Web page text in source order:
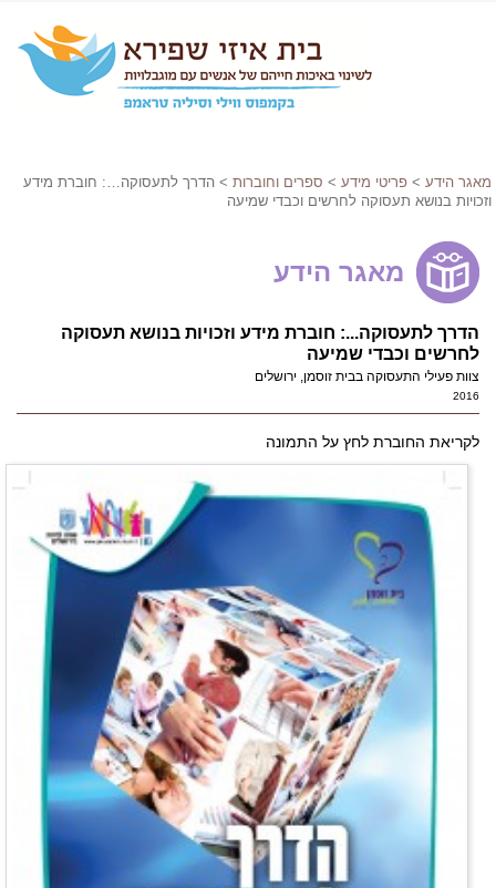
מאגר הידע > פריטי מידע > ספרים וחוברות > הדרך לתעסוקה…: חוברת מידע
וזכויות בנושא תעסוקה לחרשים וכבדי שמיעה
מאגר הידע
הדרך לתעסוקה...: חוברת מידע וזכויות בנושא תעסוקה
לחרשים וכבדי שמיעה
צוות פעילי התעסוקה בבית זוסמן, ירושלים
2016
לקריאת החוברת לחץ על התמונה